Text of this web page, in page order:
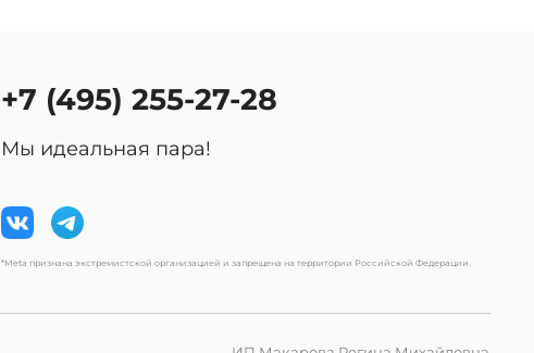
+7 (495) 255-27-28
Мы идеальная пара!
*Meta признана экстремистской организацией и запрещена на территории Российской Федерации.